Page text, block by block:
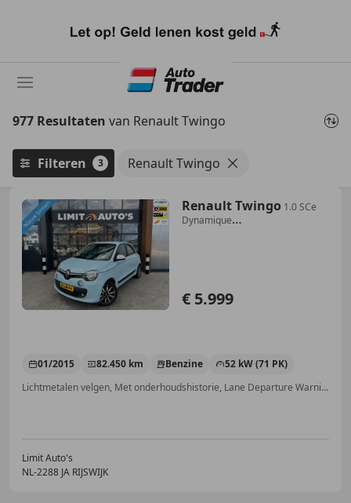
naar
977 Resultaten van Renault Twingo
Filteren 3 Renault Twingo
Renault Twingo 1.0 SCe
Dynamique
€ 5.999
01/2015 82.450 km Benzine
52 kW (71 PK)
Lichtmetalen velgen, Met onderhoudshistorie, Lane Departure Warning Systeem, Navigatiesysteem, Mistlampen, Elektrische ramen, Airconditioning, Lederen stuurwiel
Limit Auto's
NL-2288 JA RIJSWIJK